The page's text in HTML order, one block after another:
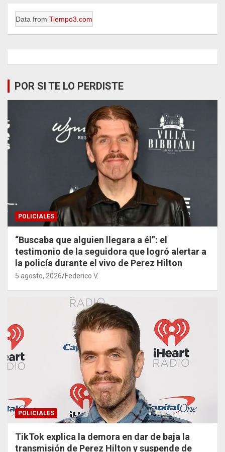
Data from Tiempo3.com
POR SI TE LO PERDISTE
POLICIALES
“Buscaba que alguien llegara a él”: el
testimonio de la seguidora que logró alertar a
la policía durante el vivo de Perez Hilton
5 agosto, 2026 Federico V.
POLICIALES
TikTok explica la demora en dar de baja la
transmisión de Perez Hilton y suspende de